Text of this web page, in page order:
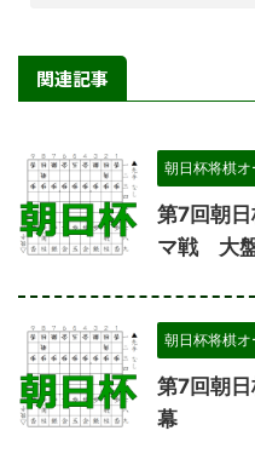
関連記事
朝日杯将棋
第7回朝
マ戦 大
朝日杯将棋
第7回朝
幕